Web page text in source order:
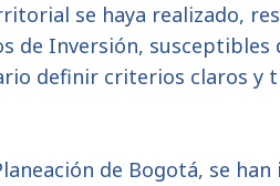
se haya realizado,
de Inversión, susceptibles
definir criterios claros y
de Bogotá, se